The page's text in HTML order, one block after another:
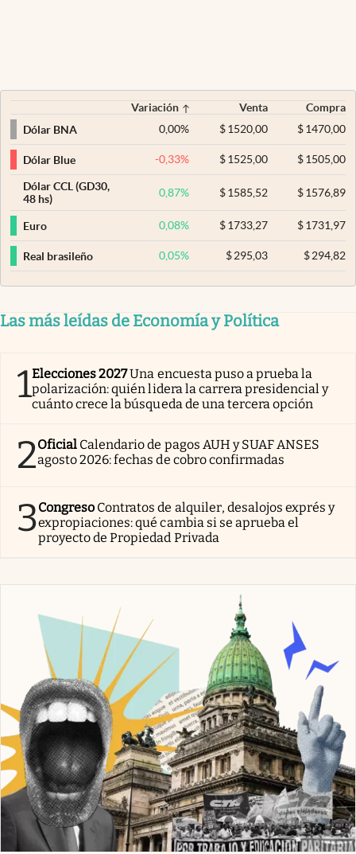
Variación Venta
Compra
Dólar BNA
0,00% $ 1520,00 $1470,00
Dólar Blue -0,33% $ 1525,00 $1505,00
Dólar CCL (GD30,
48 hs)
0,87% $ 1585,52 $1576,89
Euro 0,08% $ 1733,27 $1731,97
Real brasileño 0,05% $295,03 $294,82
Las más leídas de Economía y Política
1Elecciones 2027Una encuesta puso a prueba la
polarización: quién lidera la carrera presidencial y
cuánto crece la búsqueda de una tercera opción
2Oficial Calendario de pagos AUH y SUAF ANSES
agosto 2026: fechas de cobro confirmadas
3Congreso Contratos de alquiler, desalojos exprés y
expropiaciones: qué cambia si se aprueba el
proyecto de Propiedad Privada